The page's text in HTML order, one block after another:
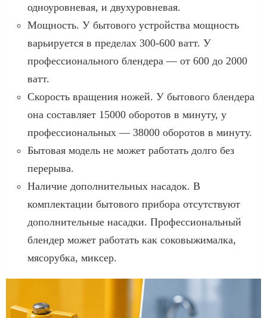
одноуровневая, и двухуровневая.
Мощность. У бытового устройства мощность
варьируется в пределах 300-600 ватт. У
профессионального блендера — от 600 до 2000
ватт.
Скорость вращения ножей. У бытового блендера
она составляет 15000 оборотов в минуту, у
профессиональных — 38000 оборотов в минуту.
Бытовая модель не может работать долго без
перерыва.
Наличие дополнительных насадок. В
комплектации бытового прибора отсутствуют
дополнительные насадки. Профессиональный
блендер может работать как соковыжималка,
мясорубка, миксер.